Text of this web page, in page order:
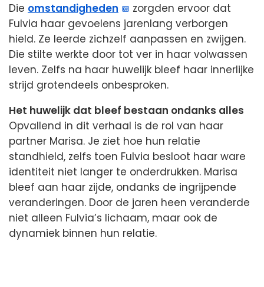
Die omstandigheden
zorgden ervoor dat
Fulvia haar gevoelens jarenlang verborgen
hield. Ze leerde zichzelf aanpassen en zwijgen.
Die stilte werkte door tot ver in haar volwassen
leven. Zelfs na haar huwelijk bleef haar innerlijke
strijd grotendeels onbesproken.
Het huwelijk dat bleef bestaan ondanks alles
Opvallend in dit verhaal is de rol van haar
partner Marisa. Je ziet hoe hun relatie
standhield, zelfs toen Fulvia besloot haar ware
identiteit niet langer te onderdrukken. Marisa
bleef aan haar zijde, ondanks de ingrijpende
veranderingen. Door de jaren heen veranderde
niet alleen Fulvia’s lichaam, maar ook de
dynamiek binnen hun relatie.